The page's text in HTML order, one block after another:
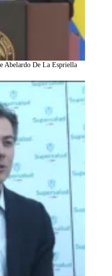
Abelardo De La Espriella